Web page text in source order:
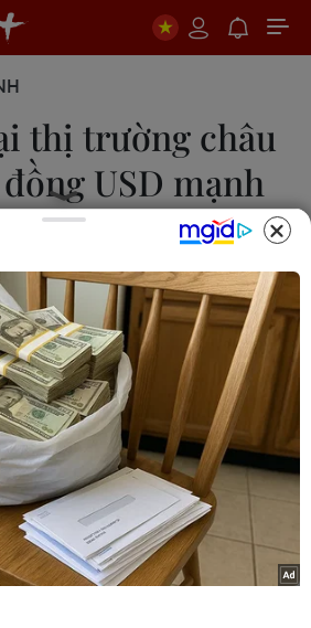
thị trường châu
USD mạnh
ngay giảm xuống còn
trong khi giá vàng kỳ hạn của
1.787,40 USD/ounce.